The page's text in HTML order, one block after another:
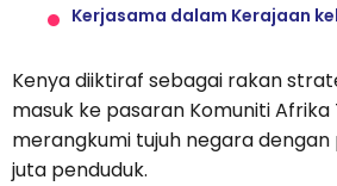
Kerjasama dalam Kerajaan
Kenya diiktiraf sebagai rakan
masuk ke pasaran Komuniti Afrika
merangkumi tujuh negara dengan
juta penduduk.